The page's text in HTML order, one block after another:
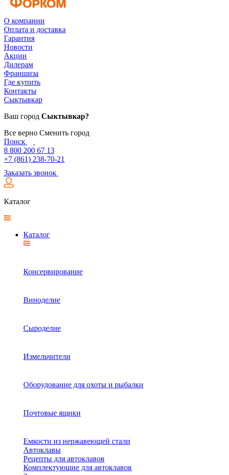
О компании
Оплата и доставка
Гарантия
Новости
Акции
Дилерам
Франшиза
Где купить
Контакты
Сыктывкар
Ваш город Сыктывкар?
Все верно Сменить город
Поиск
8 800 200 67 13
+7 (861) 238-70-21
Заказать звонок
Каталог
Каталог
Консервирование
Виноделие
Сыроделие
Измельчители
Оборудование для охоты и рыбалки
Почтовые ящики
Емкости из нержавеющей стали
Автоклавы
Рецепты для автоклавов
Комплектующие для автоклавов